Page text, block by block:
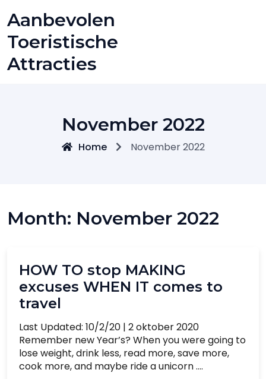
to
content
Aanbevolen
Toeristische
Attracties
November 2022
Home November 2022
Month: November 2022
HOW TO stop MAKING
excuses WHEN IT comes to
travel
Last Updated: 10/2/20 | 2 oktober 2020
Remember new Year’s? When you were going to
lose weight, drink less, read more, save more,
cook more, and maybe ride a unicorn ....